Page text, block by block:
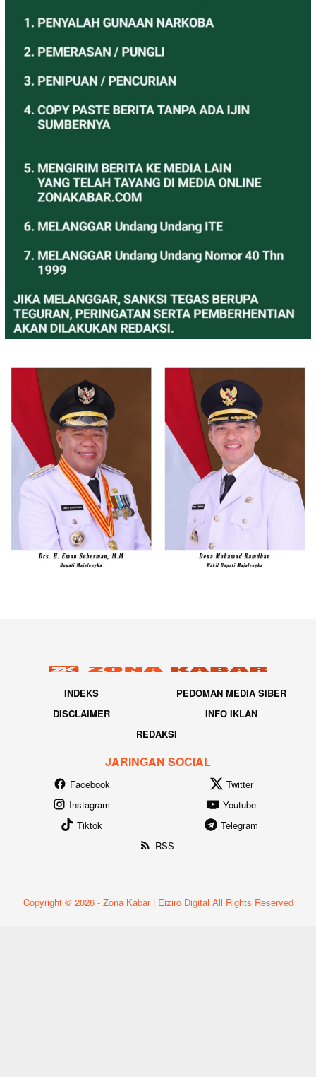
INDEKS
PEDOMAN MEDIA SIBER
DISCLAIMER
INFO IKLAN
REDAKSI
JARINGAN SOCIAL
Facebook
Twitter
Instagram
Youtube
Tiktok
Telegram
RSS
Copyright © 2026 - Zona Kabar | Eiziro Digital All Rights Reserved